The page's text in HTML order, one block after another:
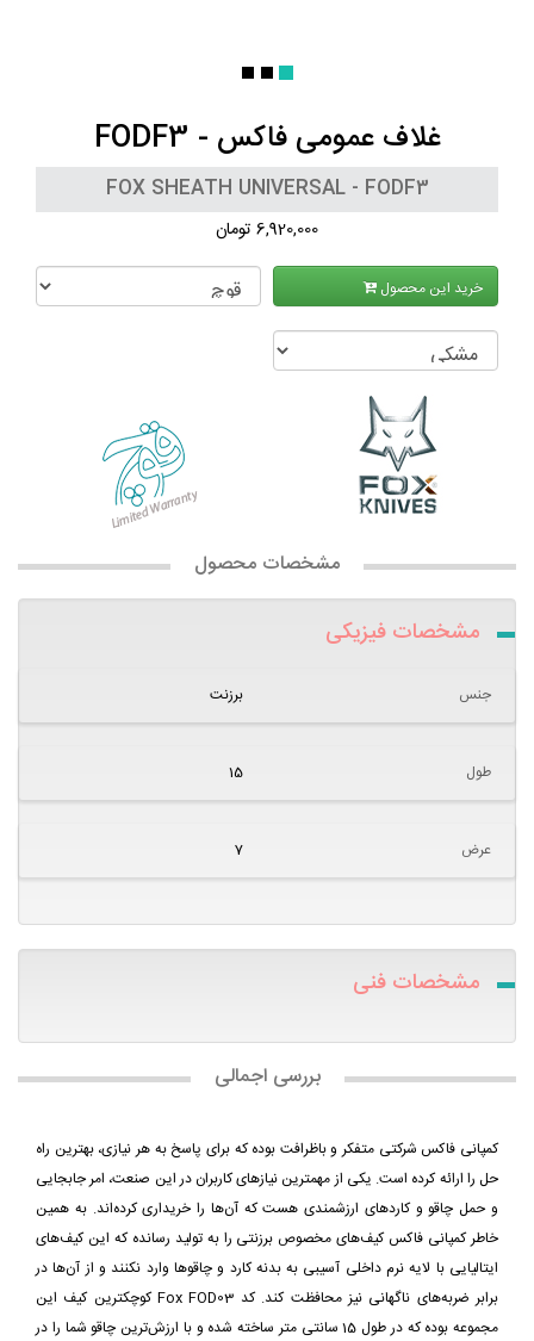
غلاف عمومی فاکس - FODF3
FOX SHEATH UNIVERSAL - FODF3
6,920,000 تومان
خرید این محصول
مشخصات محصول
مشخصات فیزیکی
جنس برزنت
طول 15
عرض 7
مشخصات فنی
بررسی اجمالی
کمپانی فاکس شرکتی متفکر و باظرافت بوده که برای پاسخ به هر نیازی، بهترین راه
حل را ارائه کرده است. یکی از مهمترین نیازهای کاربران در این صنعت، امر جابجایی
و حمل چاقو و کاردهای ارزشمندی هست که آن‌ها را خریداری کرده‌اند. به همین
خاطر کمپانی فاکس کیف‌های مخصوص برزنتی را به تولید رسانده که این کیف‌های
ایتالیایی با لایه نرم داخلی آسیبی به بدنه کارد و چاقوها وارد نکنند و از آن‌ها در
برابر ضربه‎‌های ناگهانی نیز محافظت کند. کد Fox FOD03 کوچکترین کیف این
مجموعه بوده که در طول 15 سانتی متر ساخته شده و با ارزش‌ترین چاقو شما را در